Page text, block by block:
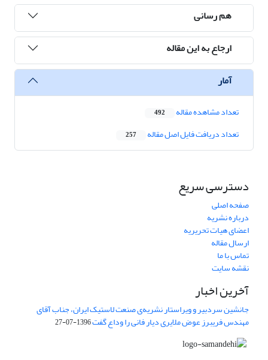
هم رسانی
ارجاع به این مقاله
آمار
تعداد مشاهده مقاله 492
تعداد دریافت فایل اصل مقاله 257
دسترسی سریع
صفحه اصلی
درباره نشریه
اعضای هیات تحریریه
ارسال مقاله
تماس با ما
نقشه سایت
آخرین اخبار
جانشین سردبیر و ویراستار نشریه‌ی صنعت لاستیک ایران، جناب آقای
مهندس فریبرز عوض ملایری دیار فانی را وداع گفت1396-07-27